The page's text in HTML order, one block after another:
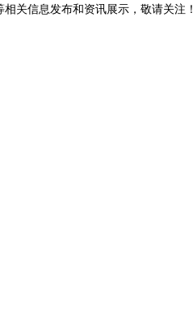
关信息发布和资讯展示，敬请关注！